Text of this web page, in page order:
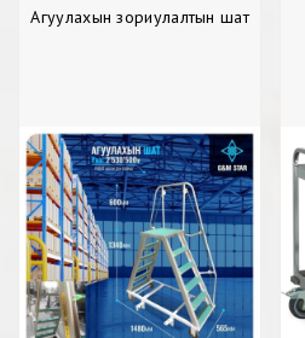
Агуулахын зориулалтын шат